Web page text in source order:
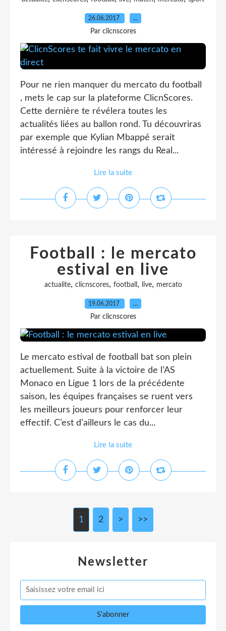
26.06.2017 …
Par clicnscores
Pour ne rien manquer du mercato du football
, mets le cap sur la plateforme ClicnScores.
Cette dernière te révélera toutes les
actualités liées au ballon rond. Tu découvriras
par exemple que Kylian Mbappé serait
intéressé à rejoindre les rangs du Real...
Lire la suite
Football : le mercato
estival en live
actualite, clicnscores, football , live, mercato
19.06.2017 …
Par clicnscores
Le mercato estival de football bat son plein
actuellement. Suite à la victoire de l’AS
Monaco en Ligue 1 lors de la précédente
saison, les équipes françaises se ruent vers
les meilleurs joueurs pour renforcer leur
effectif. C’est d’ailleurs le cas du...
Lire la suite
1 2 > >>
Newsletter